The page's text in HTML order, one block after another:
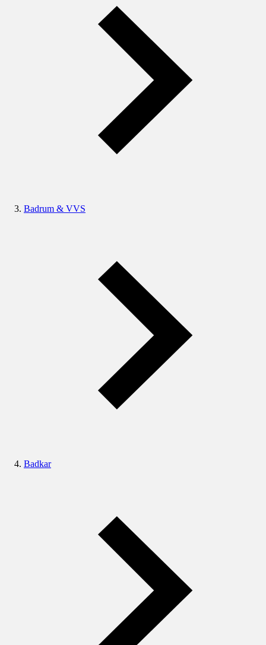
Badrum & VVS
Badkar